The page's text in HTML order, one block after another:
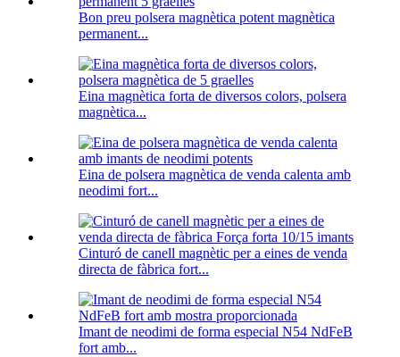
Bon preu polsera magnètica potent magnètica
permanent...
Eina magnètica forta de diversos colors, polsera
magnètica...
Eina de polsera magnètica de venda calenta amb
neodimi fort...
Cinturó de canell magnètic per a eines de venda
directa de fàbrica fort...
Imant de neodimi de forma especial N54 NdFeB
fort amb...